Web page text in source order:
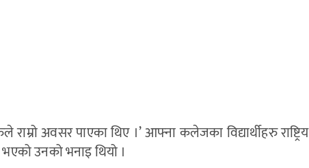
अवसर पाएका थिए ।’ आफ्ना कलेजका विद्यार्थीहरु
उनको भनाइ थियो ।